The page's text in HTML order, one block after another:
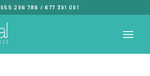
955 296 786 /677 391 091